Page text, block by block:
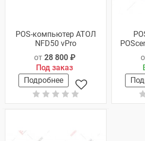
POS-компьютер АТОЛ
NFD50 vPro
от 28 800 ₽
Под заказ
Подробнее